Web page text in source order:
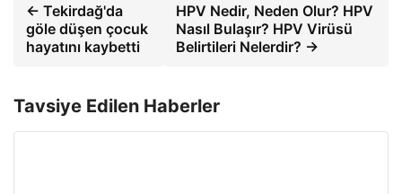
← Tekirdağ'da
göle düşen çocuk
hayatını kaybetti
HPV Nedir, Neden Olur? HPV
Nasıl Bulaşır? HPV Virüsü
Belirtileri Nelerdir? →
Tavsiye Edilen Haberler